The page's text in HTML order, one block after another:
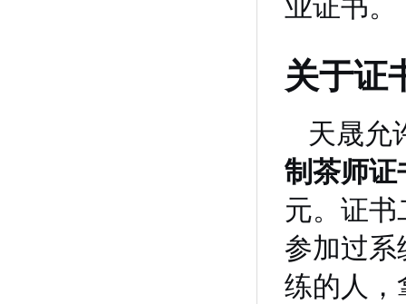
关于证
天晟允
制茶师证
元。证
参加过
练的人，